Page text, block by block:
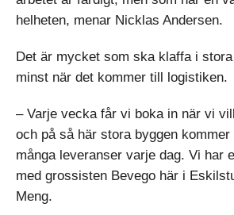
helheten, menar Nicklas Andersen.
Det är mycket som ska klaffa i
minst när det kommer till logistiken.
– Varje vecka får vi boka in när vi
och på så här stora byggen
många leveranser varje dag. Vi har
med grossisten Bevego här i
Meng.